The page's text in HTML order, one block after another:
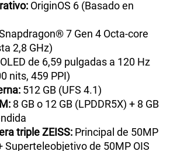
OriginOS 6 (Basado en
7 Gen 4 Octa-core
2,8 GHz)
de 6,59 pulgadas a 120 Hz
nits, 459 PPI)
512 GB (UFS 4.1)
8 GB o 12 GB (LPDDR5X) + 8 GB
triple ZEISS: Principal de 50MP
Superteleobjetivo de 50MP OIS